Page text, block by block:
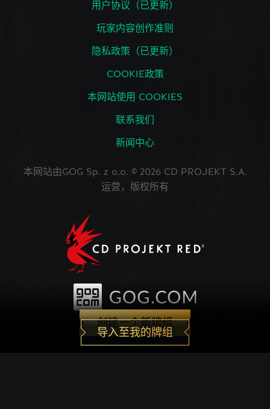
创建一个新牌组
导入至我的牌组
用户协议（已更新）
玩家内容创作准则
隐私政策（已更新）
COOKIE政策
本网站使用 COOKIES
联系我们
新闻中心
本网站由GOG Sp. z o.o. © 2026 CD PROJEKT S.A.
运营，版权所有
CD PROJEKT®, The Witcher®, GWENT® 是由CD